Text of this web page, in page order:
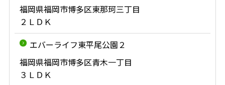
福岡県福岡市博多区東那珂三丁目
２ＬＤＫ
エバーライフ東平尾公園２
福岡県福岡市博多区青木一丁目
３ＬＤＫ